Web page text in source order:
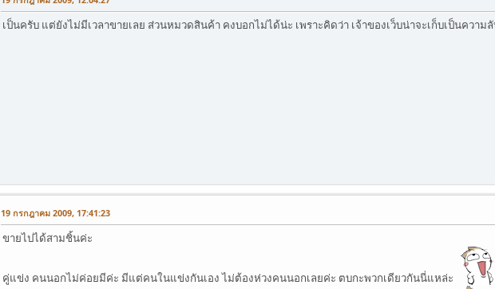
เป็นครับ แต่ยังไม่มีเวลาขายเลย ส่วนหมวดสินค้า คงบอกไม่ได้น่ะ เพราะคิดว่า เจ้าของเว็บน่าจะเก็บเป็นความ
19 กรกฎาคม 2009, 17:41:23
ขายไปได้สามชิ้นค่ะ
คู่แข่ง คนนอกไม่ค่อยมีค่ะ มีแต่คนในแข่งกันเอง ไม่ต้องห่วงคนนอกเลยค่ะ ตบกะพวกเดียวกันนี่แหล่ะ